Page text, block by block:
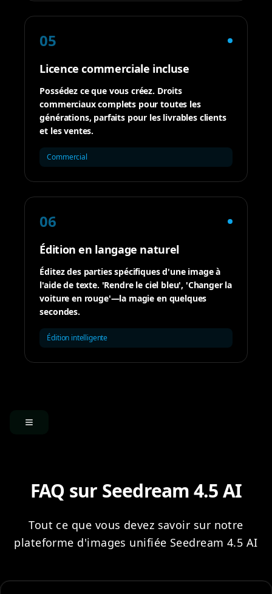
05
Licence commerciale incluse
Possédez ce que vous créez. Droits
commerciaux complets pour toutes les
générations, parfaits pour les livrables clients
et les ventes.
Commercial
06
Édition en langage naturel
Éditez des parties spécifiques d'une image à
l'aide de texte. 'Rendre le ciel bleu', 'Changer la
voiture en rouge'—la magie en quelques
secondes.
Édition intelligente
FAQ sur Seedream 4.5 AI
Tout ce que vous devez savoir sur notre
plateforme d'images unifiée Seedream 4.5 AI